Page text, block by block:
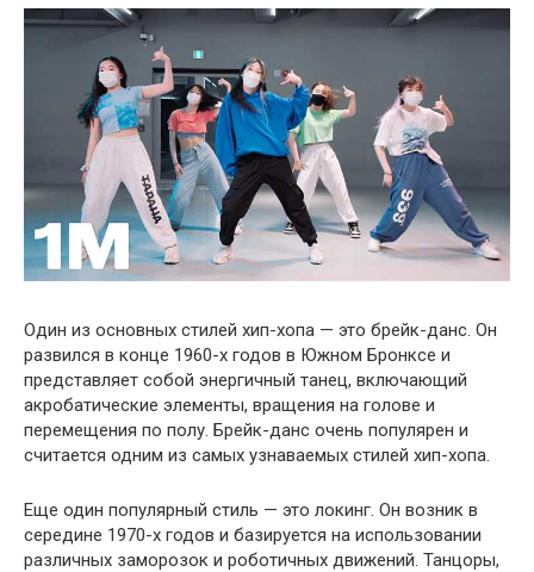
Один из основных стилей хип-хопа — это брейк-данс. Он
развился в конце 1960-х годов в Южном Бронксе и
представляет собой энергичный танец, включающий
акробатические элементы, вращения на голове и
перемещения по полу. Брейк-данс очень популярен и
считается одним из самых узнаваемых стилей хип-хопа.
Еще один популярный стиль — это локинг. Он возник в
середине 1970-х годов и базируется на использовании
различных заморозок и роботичных движений. Танцоры,